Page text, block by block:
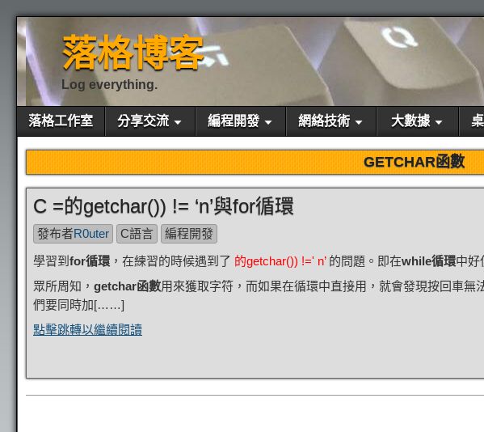
落格博客
Log everything.
落格工作室 分享交流 編程開發 網絡技術 大數據
GETCHAR函數
C =的getchar()) != ‘n’與for循環
發布者R0uter C語言
編程開發
學習到 for循環 ，在練習的時候遇到了 的getchar()) !=' n’ 的問題。即在while循環中好
眾所周知， getchar函數用來獲取字符，而如果在循環中直接用，就會發現按回車
們要同時加[……]
點擊跳轉以繼續閱讀